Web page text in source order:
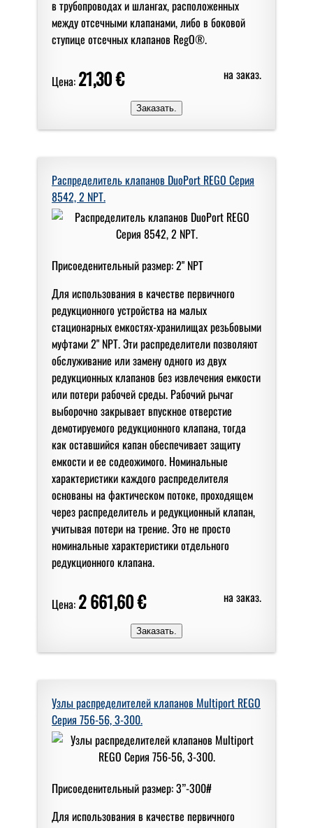
в трубопроводах и шлангах, расположенных
между отсечными клапанами, либо в боковой
ступице отсечных клапанов RegO®.
Цена: 21,30 € на заказ.
Распределитель клапанов DuoPort REGO Серия
8542, 2 NPT.
Присоеденительный размер: 2" NPT
Для использования в качестве первичного
редукционного устройства на малых
стационарных емкостях-хранилищах резьбовыми
муфтами 2" NPT. Эти распределители позволяют
обслуживание или замену одного из двух
редукционных клапанов без извлечения емкости
или потери рабочей среды. Рабочий рычаг
выборочно закрывает впускное отверстие
демотируемого редукционного клапана, тогда
как оставшийся капан обеспечивает защиту
емкости и ее содеожимого. Номинальные
характеристики каждого распределителя
основаны на фактическом потоке, проходящем
через распределитель и редукционный клапан,
учитывая потери на трение. Это не просто
номинальные характеристики отдельного
редукционного клапана.
Цена: 2 661,60 € на заказ.
Узлы распределителей клапанов Multiport REGO
Серия 756-56, 3-300.
Присоеденительный размер: 3”-300#
Для использования в качестве первичного